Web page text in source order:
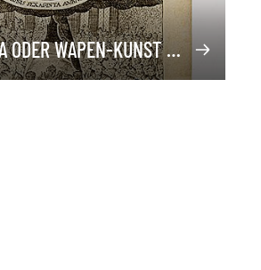
ODER WAPEN-KUNST …